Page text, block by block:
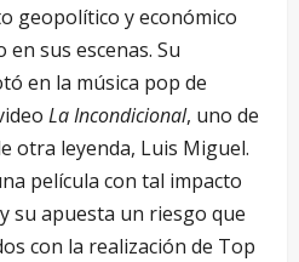
geopolítico y económico
sus escenas. Su
en la música pop de
La Incondicional, uno de
otra leyenda, Luis Miguel.
película con tal impacto
su apuesta un riesgo que
con la realización de Top